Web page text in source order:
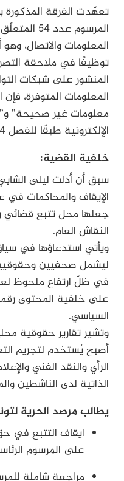
تعهّدت الفرقة المذكورة
المرسوم
المعلومات والاتصال،
توظيفًا في ملاحقة
المنشور على شبكات
المعلومات المتوفرة،
معلومات غير صحيحة”
الإلكترونية طبقًا للفصل 24 من المرسوم.
خلفية القضية:
سبق أن أدلت ليلى
الإيقاف والمحاكمات في
جعلها محل تتبع قضائي
النقاش العام.
ليشمل صحفيين
على خلفية المحتوى
السياسي.
وتشير تقارير حقوقية
أصبح يُستخدم لتجريم
الرأي والنقد الفني
الذاتية لدى الناشطين
يطالب مرصد الحرية
ايقاف التتبع في
على المرسوم الرئاسي